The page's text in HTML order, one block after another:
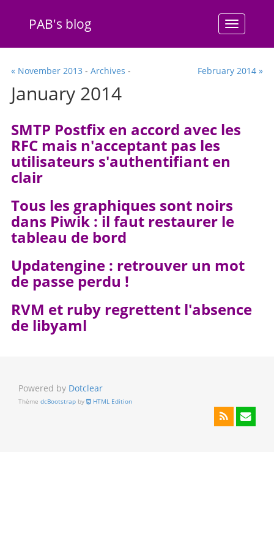
Menu
PAB's blog
« November 2013 - Archives - February 2014 »
January 2014
SMTP Postfix en accord avec les
RFC mais n'acceptant pas les
utilisateurs s'authentifiant en
clair
Tous les graphiques sont noirs
dans Piwik : il faut restaurer le
tableau de bord
Updatengine : retrouver un mot
de passe perdu !
RVM et ruby regrettent l'absence
de libyaml
Powered by Dotclear
Thème dcBootstrap by HTML Edition